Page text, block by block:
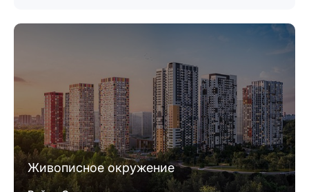
Живописное окружение